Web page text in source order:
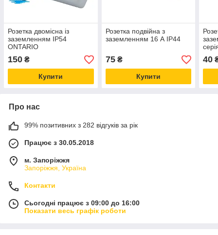
Розетка двомісна із
заземленням IP54
ONTARIO
150 ₴
Купити
Розетка подвійна з
заземленням 16 А IP44
75₴
Купити
40
Про нас
99% позитивних з 282 відгуків за рік
Працює з 30.05.2018
м. Запоріжжя
Запоріжжя, Україна
Контакти
Сьогодні працює з 09:00 до 16:00
Показати весь графік роботи